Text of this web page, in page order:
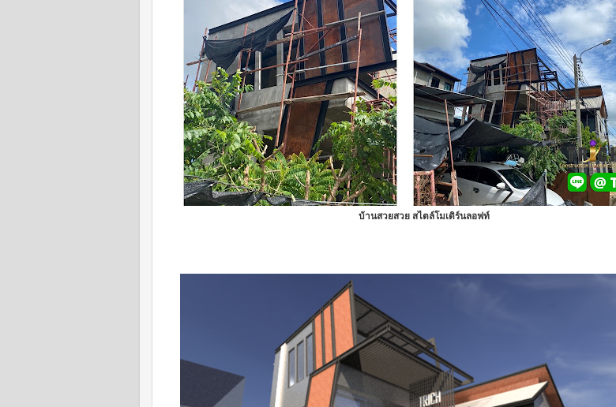
บ้านสวยสวย สไตล์โมเดิร์นลอฟท์